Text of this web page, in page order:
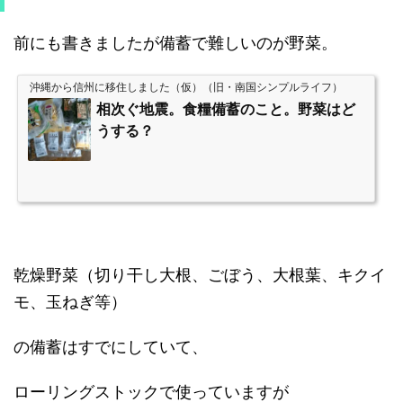
前にも書きましたが備蓄で難しいのが野菜。
沖縄から信州に移住しました（仮）（旧・南国シンプルライフ）
相次ぐ地震。食糧備蓄のこと。野菜はど
うする？
乾燥野菜（切り干し大根、ごぼう、大根葉、キクイ
モ、玉ねぎ等）
の備蓄はすでにしていて、
ローリングストックで使っていますが